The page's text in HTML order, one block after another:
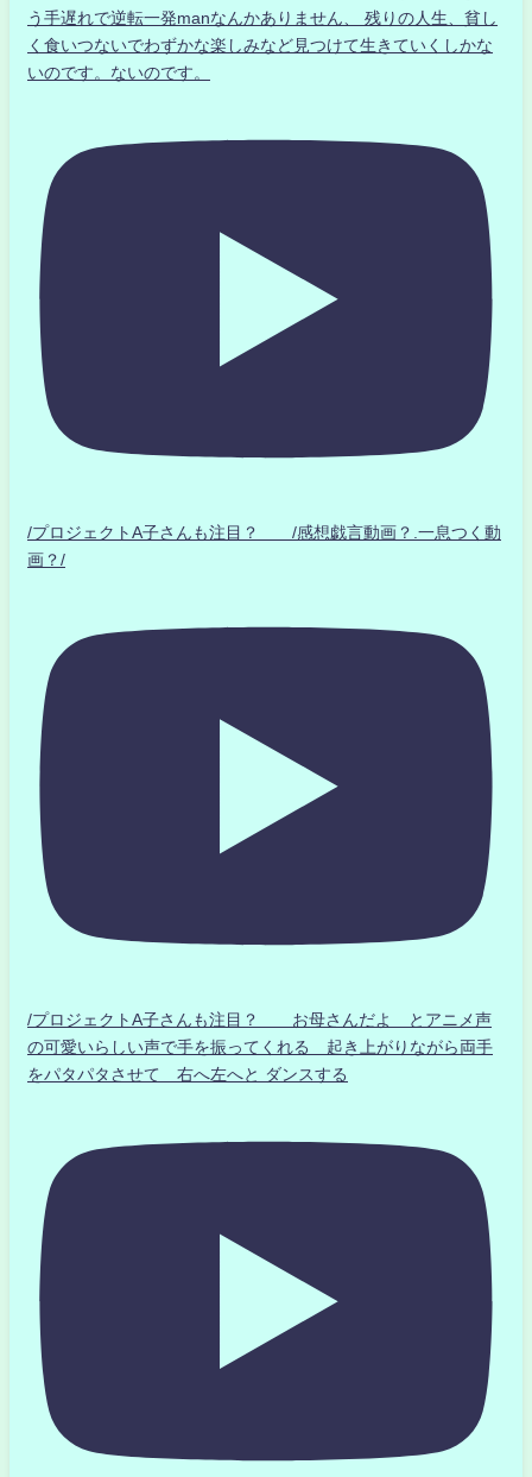
う手遅れで逆転一発manなんかありません、 残りの人生、貧し
く食いつないでわずかな楽しみなど見つけて生きていくしかな
いのです。ないのです。
/プロジェクトA子さんも注目？ /感想戯言動画？.一息つく動
画？/
/プロジェクトA子さんも注目？ お母さんだよ とアニメ声
の可愛いらしい声で手を振ってくれる 起き上がりながら両手
をパタパタさせて 右へ左へと ダンスする